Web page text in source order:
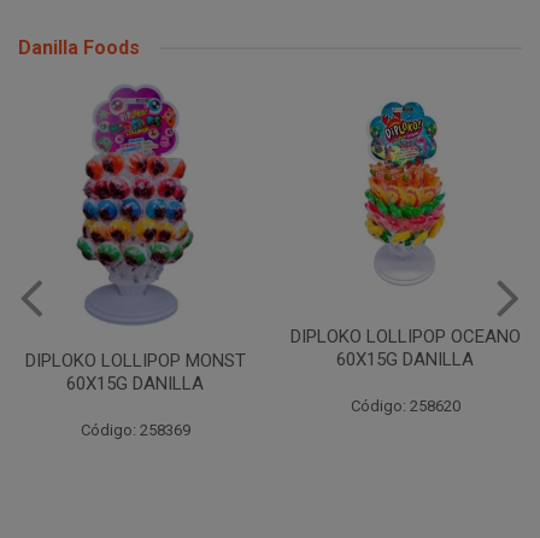
Danilla Foods
DIPLOKO LOLLIPOP MONST
60X15G DANILLA
Código: 258369
DIPLOKO LOLLIPOP OCEANO
60X15G DANILLA
Código: 258620